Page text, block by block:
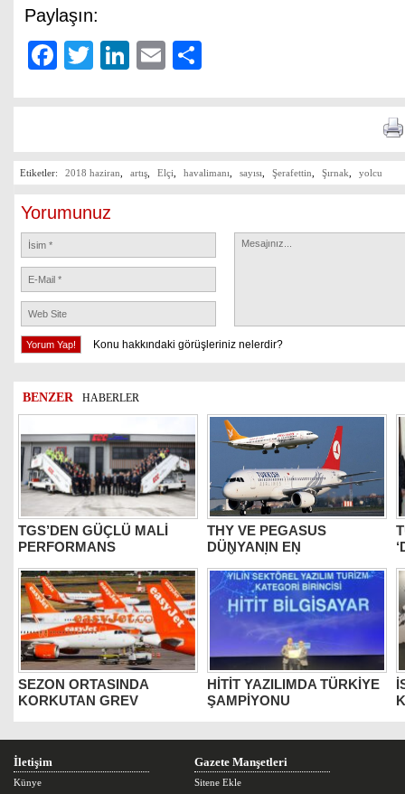
Paylaşın:
Facebook
TwitterLinkedIn
Email
Etiketler: 2018 haziran artış Elçi havalimanı sayısı Şerafettin Şırnak yolcu
Yorumunuz
Konu hakkındaki görüşleriniz nelerdir?
BENZER HABERLER
TGS’DEN GÜÇLÜ MALİ
PERFORMANS
THY VE PEGASUS
DÜNYANIN EN
SEZON ORTASINDA
KORKUTAN GREV
HİTİT YAZILIMDA TÜRKİYE
ŞAMPİYONU
İletişim
Künye
Gazete Manşetleri
Sitene Ekle